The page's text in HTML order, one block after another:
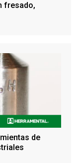
fresado,
de